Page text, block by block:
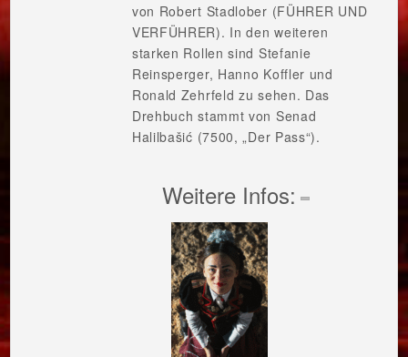
von Robert Stadlober (FÜHRER UND
VERFÜHRER). In den weiteren
starken Rollen sind Stefanie
Reinsperger, Hanno Koffler und
Ronald Zehrfeld zu sehen. Das
Drehbuch stammt von Senad
Halilbašić (7500, „Der Pass“).
Weitere Infos: